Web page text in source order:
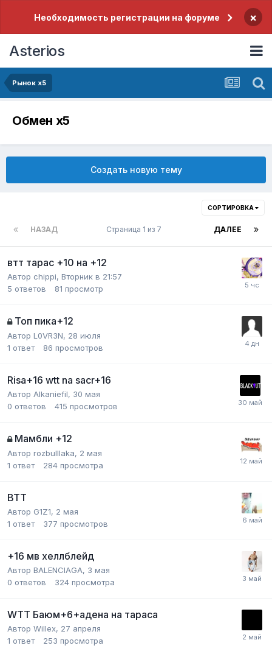
Необходимость регистрации на форуме ×
Asterios
Рынок x5
Обмен x5
Создать новую тему
СОРТИРОВКА
НАЗАД ДАЛЕЕ
Страница 1 из 7
втт тарас +10 на +12
Автор chippi, Вторник в 21:57
5 ответов 81 просмотр
Топ пика+12
Автор L0VR3N, 28 июля
1 ответ 86 просмотров
Risa+16 wtt na sacr+16
Автор Alkaniefil, 30 мая
0 ответов 415 просмотров
Мамбли +12
Автор rozbulllaka, 2 мая
1 ответ 284 просмотра
ВТТ
Автор G1Z1, 2 мая
1 ответ 377 просмотров
+16 мв хеллблейд
Автор BALENCIAGA, 3 мая
0 ответов 324 просмотра
WTT Баюм+6+адена на тараса
Автор Willex, 27 апреля
1 ответ 253 просмотра